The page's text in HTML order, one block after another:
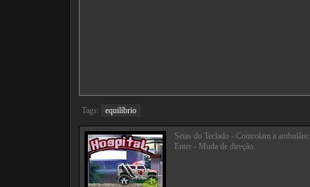
Tags: equilíbrio
Setas do Teclado - Controlam a
Enter - Muda de direção.